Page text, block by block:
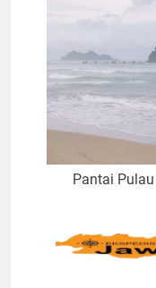
Pantai